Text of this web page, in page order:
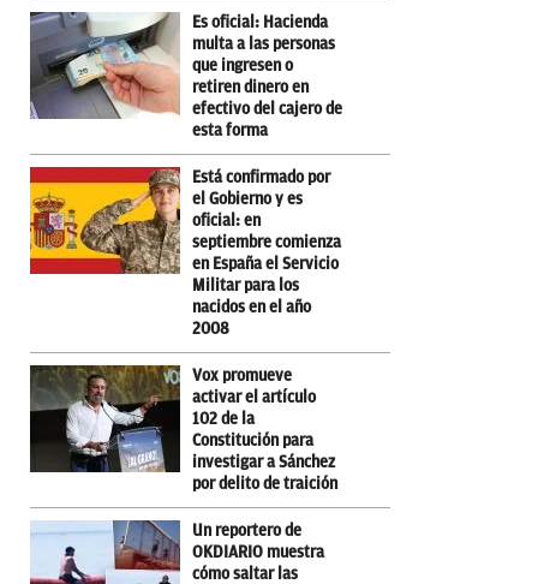
Es oficial: Hacienda
multa a las personas
que ingresen o
retiren dinero en
efectivo del cajero de
esta forma
Está confirmado por
el Gobierno y es
oficial: en
septiembre comienza
en España el Servicio
Militar para los
nacidos en el año
2008
Vox promueve
activar el artículo
102 de la
Constitución para
investigar a Sánchez
por delito de traición
Un reportero de
OKDIARIO muestra
cómo saltar las